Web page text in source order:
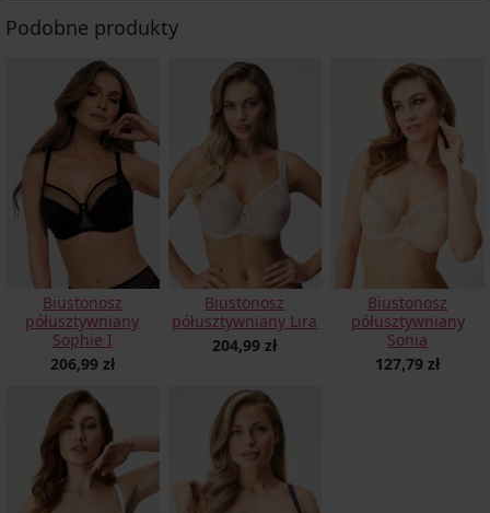
Podobne produkty
Biustonosz
półusztywniany
Sophie I
206,99 zł
Biustonosz
półusztywniany Lira
204,99 zł
Biustonosz
półusztywniany
Sonia
127,79 zł